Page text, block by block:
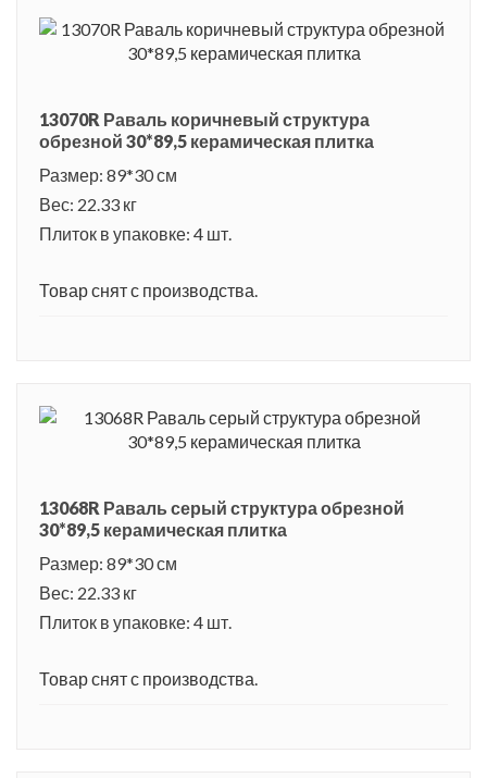
13070R Раваль коричневый структура
обрезной 30*89,5 керамическая плитка
Размер: 89*30 см
Вес: 22.33 кг
Плиток в упаковке: 4 шт.
Товар снят с производства.
13068R Раваль серый структура обрезной
30*89,5 керамическая плитка
Размер: 89*30 см
Вес: 22.33 кг
Плиток в упаковке: 4 шт.
Товар снят с производства.